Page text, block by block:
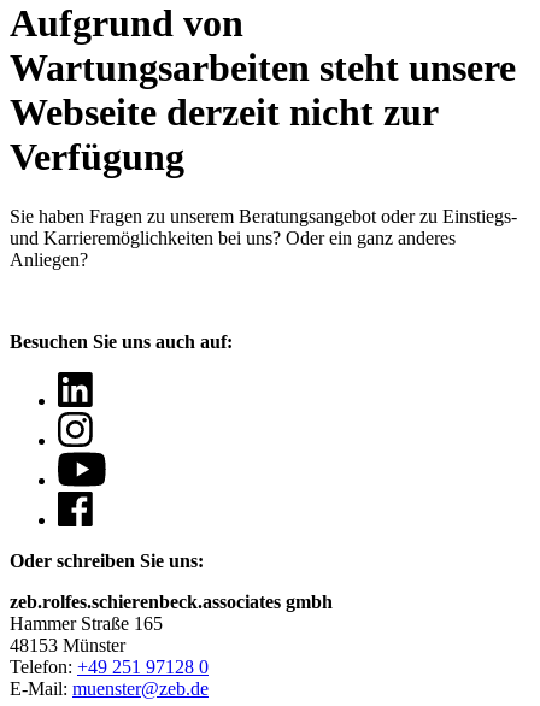
Aufgrund von
Wartungsarbeiten steht unsere
Webseite derzeit nicht zur
Verfügung
Sie haben Fragen zu unserem Beratungsangebot oder zu Einstiegs-
und Karrieremöglichkeiten bei uns? Oder ein ganz anderes
Anliegen?
Besuchen Sie uns auch auf:
Oder schreiben Sie uns:
zeb.rolfes.schierenbeck.associates gmbh
Hammer Straße 165
48153 Münster
Telefon: +49 251 97128 0
E-Mail: muenster@zeb.de